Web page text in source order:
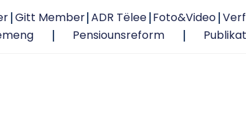
Gitt Member ADR Tëlee Foto&Video
Pensiounsreform